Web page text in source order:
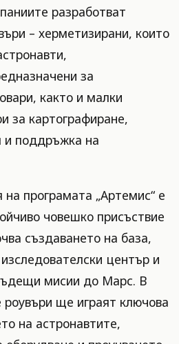
разработват
– херметизирани, които
за
както и малки
за картографиране,
и поддръжка на
програмата „Артемис“ е
човешко присъствие
създаването на база,
център и
мисии до Марс. В
роувъри ще играят ключова
на астронавтите,